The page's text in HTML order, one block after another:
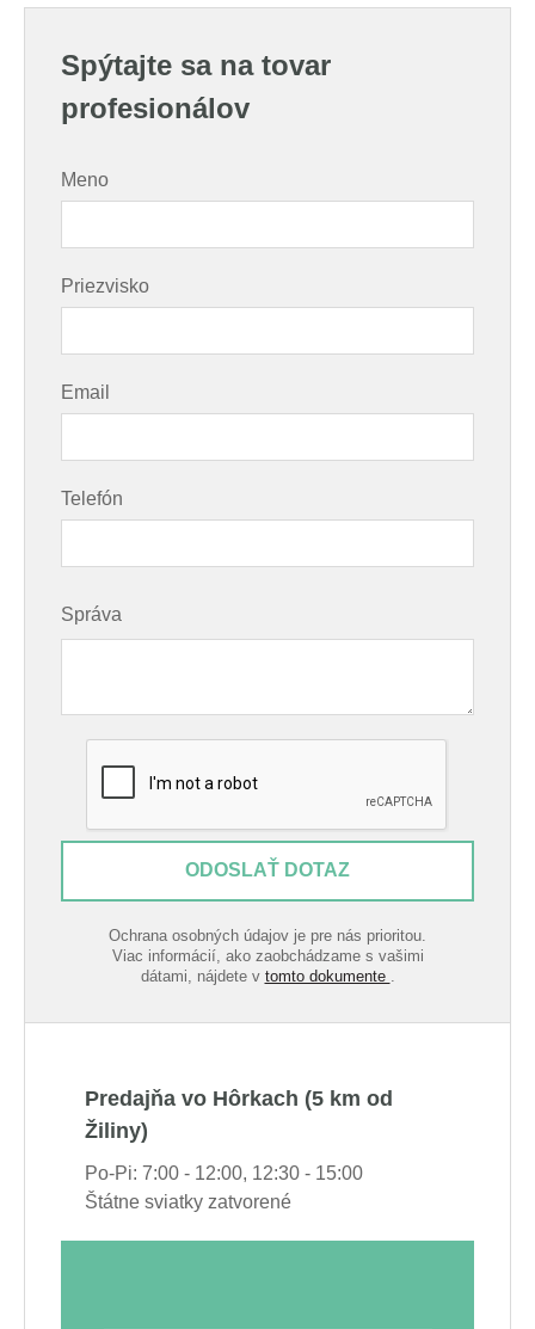
Spýtajte sa na tovar
profesionálov
Meno
Priezvisko
Email
Telefón
Správa
ODOSLAŤ DOTAZ
Ochrana osobných údajov je pre nás prioritou.
Viac informácií, ako zaobchádzame s vašimi
dátami, nájdete v tomto dokumente
Predajňa vo Hôrkach (5 km od
Žiliny)
Po-Pi: 7:00 - 12:00, 12:30 - 15:00
Štátne sviatky zatvorené